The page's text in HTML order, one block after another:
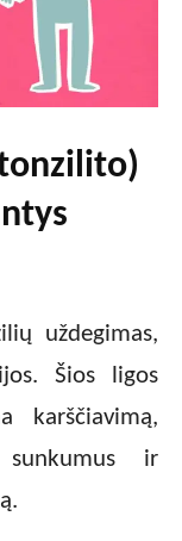
uždegimas,
Šios ligos
karščiavimą,
ir